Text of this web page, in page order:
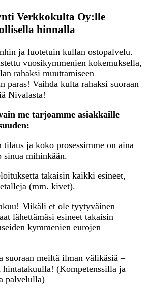
Verkkokulta Oy:lle
hinnalla
ja luotetuin kullan ostopalvelu.
vuosikymmenien kokemuksella,
rahaksi muuttamiseen
paras! Vaihda kulta rahaksi suoraan
Nivalasta!
me tarjoamme asiakkaille
ja koko prosessimme on aina
sinua mihinkään.
takaisin kaikki esineet,
(mm. kivet).
Mikäli et ole tyytyväinen
lähettämäsi esineet takaisin
kymmenien eurojen
suoraan meiltä ilman välikäsiä –
(Kompetenssilla ja
palvelulla)